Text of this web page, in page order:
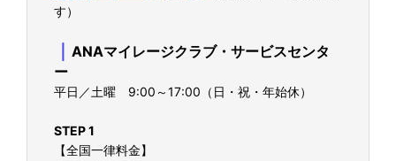
す）
｜ ANAマイレージクラブ・サービスセンタ
ー
平日／土曜 9:00～17:00（日・祝・年始休）
STEP 1
【全国一律料金】